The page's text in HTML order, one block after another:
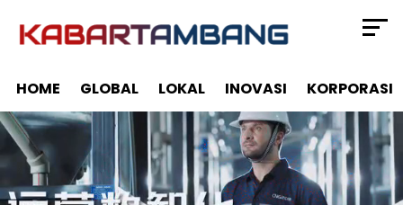
HOME GLOBAL LOKAL INOVASI KORPORASI